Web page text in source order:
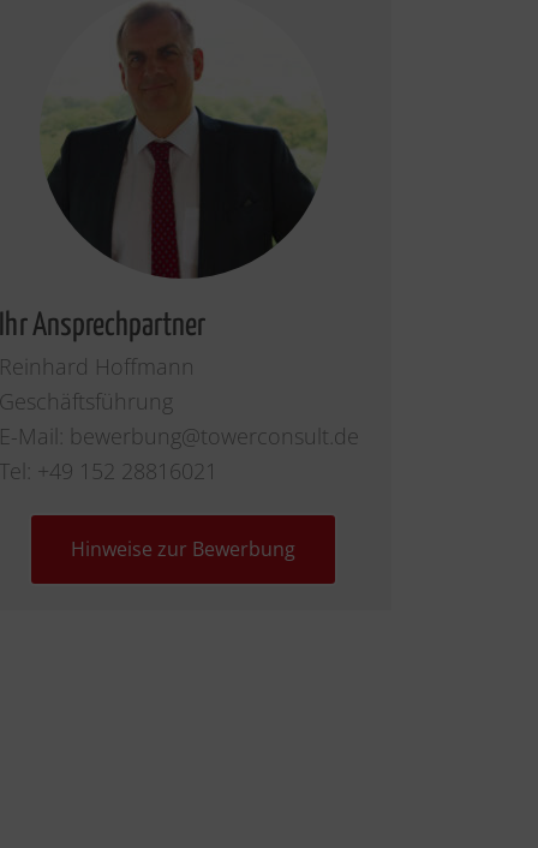
Ihr Ansprechpartner
Reinhard Hoffmann
Geschäftsführung
E-Mail: bewerbung@towerconsult.de
Tel: ‭+49 152 28816021‬
Hinweise zur Bewerbung